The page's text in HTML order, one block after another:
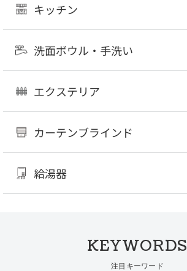
キッチン
洗面ボウル・手洗い
エクステリア
カーテンブラインド
給湯器
KEYWORDS
注目キーワード